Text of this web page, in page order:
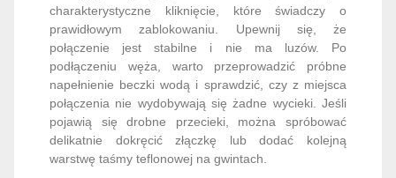
charakterystyczne kliknięcie, które świadczy o
prawidłowym zablokowaniu. Upewnij się, że
połączenie jest stabilne i nie ma luzów. Po
podłączeniu węża, warto przeprowadzić próbne
napełnienie beczki wodą i sprawdzić, czy z miejsca
połączenia nie wydobywają się żadne wycieki. Jeśli
pojawią się drobne przecieki, można spróbować
delikatnie dokręcić złączkę lub dodać kolejną
warstwę taśmy teflonowej na gwintach.